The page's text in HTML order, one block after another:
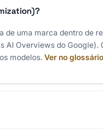
de uma marca dentro de
AI Overviews do Google).
modelos. Ver no